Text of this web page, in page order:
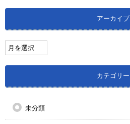
アーカイブ
カテゴリー
未分類